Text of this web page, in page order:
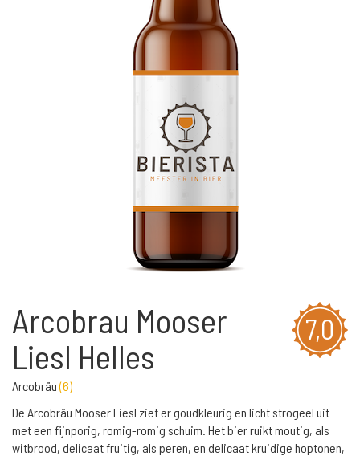
7,0
Arcobrau Mooser
Liesl Helles
Arcobräu(6)
De Arcobräu Mooser Liesl ziet er goudkleurig en licht strogeel uit
met een fijnporig, romig-romig schuim. Het bier ruikt moutig, als
witbrood, delicaat fruitig, als peren, en delicaat kruidige hoptonen,